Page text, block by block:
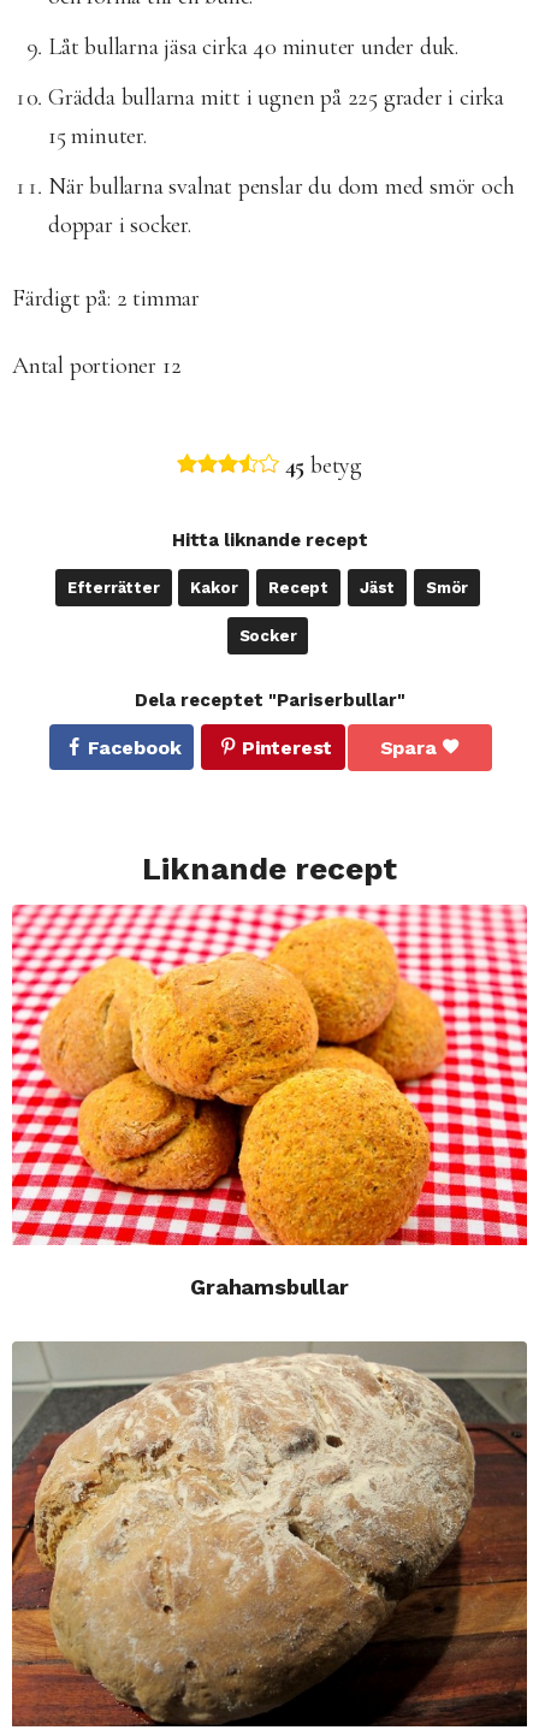
Låt bullarna jäsa cirka 40 minuter under duk.
Grädda bullarna mitt i ugnen på 225 grader i cirka
15 minuter.
När bullarna svalnat penslar du dom med smör och
doppar i socker.
Färdigt på: 2 timmar
Antal portioner 12
45 betyg
Hitta liknande recept
Efterrätter Kakor Recept Jäst Smör
Socker
Dela receptet "Pariserbullar"
Facebook Pinterest Spara
Liknande recept
Grahamsbullar